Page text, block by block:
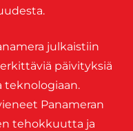
julkaistiin
päivityksiä
teknologiaan.
Panameran
tehokkuutta ja